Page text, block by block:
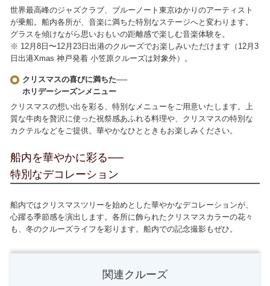
世界最高峰のジャズクラブ、ブルーノート東京ゆかりのアーティスト
が乗船。船内各所が、音楽に満ちた特別なステージへと変わります。
グラスを傾けながら思いおもいの距離感で楽しむ音楽体験を。
※ 12月8日〜12月23日出港のクルーズでお楽しみいただけます（12月3
日出港Xmas 神戸発着 小笠原クルーズは対象外）。
クリスマスの喜びに満ちた──
ホリデーシーズンメニュー
クリスマスの想い出を彩る、特別なメニューをご用意いたします。上
質な牛肉を贅沢に使った祝祭感あふれる料理や、クリスマスの特別な
カクテルなどをご提供。華やかなひとときもお楽しみください。
船内を華やかに彩る──
特別なデコレーション
船内ではクリスマスツリーを始めとした華やかなデコレーションが、
心躍る季節感を演出します。各所に飾られたクリスマスカラーの花々
も、冬のクルーズライフを彩ります。船内での記念撮影もぜひ。
関連クルーズ